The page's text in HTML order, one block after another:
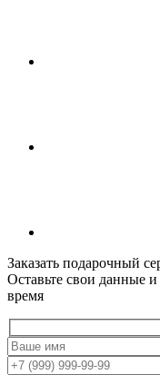
Заказать подарочный
Оставьте свои данные
время